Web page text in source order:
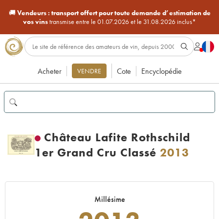
🚚Vendeurs : transport offert pour toute demande d’estimation de
vos vinstransmise entre le 01.07.2026 et le 31.08.2026 inclus*
Acheter VENDRE Cote Encyclopédie
Château Lafite Rothschild
1er Grand Cru Classé 2013
Millésime